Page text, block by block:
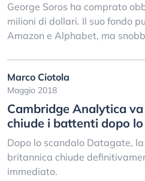
George Soros ha comprato
milioni di dollari. Il suo fondo
Amazon e Alphabet, ma
Marco Ciotola
Maggio 2018
Cambridge Analytica
chiude i battenti dopo
Dopo lo scandalo Datagate,
britannica chiude
immediato.